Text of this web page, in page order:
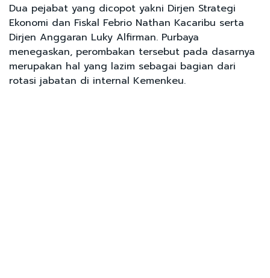
Dua pejabat yang dicopot yakni Dirjen Strategi
Ekonomi dan Fiskal Febrio Nathan Kacaribu serta
Dirjen Anggaran Luky Alfirman. Purbaya
menegaskan, perombakan tersebut pada dasarnya
merupakan hal yang lazim sebagai bagian dari
rotasi jabatan di internal Kemenkeu.